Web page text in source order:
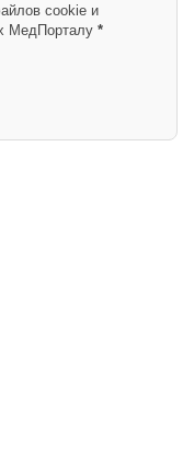
cookie и
МедПорталу *